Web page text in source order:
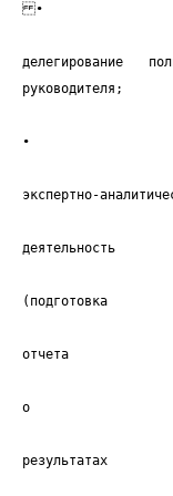
•
делегирование
руководителя;
•
экспертно-
деятельность
(подготовка
отчета
о
результатах